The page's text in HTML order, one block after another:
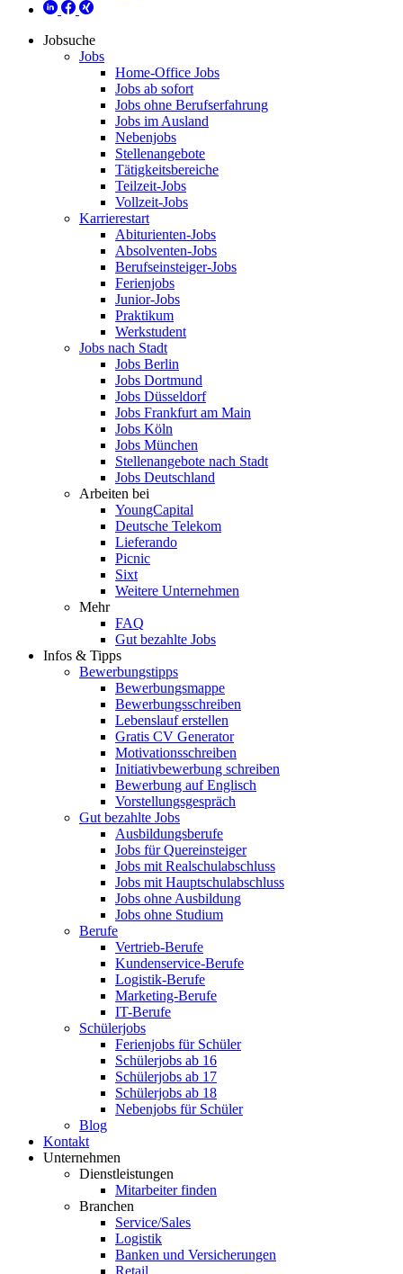
Jobsuche
Jobs
Home-Office Jobs
Jobs ab sofort
Jobs ohne Berufserfahrung
Jobs im Ausland
Nebenjobs
Stellenangebote
Tätigkeitsbereiche
Teilzeit-Jobs
Vollzeit-Jobs
Karrierestart
Abiturienten-Jobs
Absolventen-Jobs
Berufseinsteiger-Jobs
Ferienjobs
Junior-Jobs
Praktikum
Werkstudent
Jobs nach Stadt
Jobs Berlin
Jobs Dortmund
Jobs Düsseldorf
Jobs Frankfurt am Main
Jobs Köln
Jobs München
Stellenangebote nach Stadt
Jobs Deutschland
Arbeiten bei
YoungCapital
Deutsche Telekom
Lieferando
Picnic
Sixt
Weitere Unternehmen
Mehr
FAQ
Gut bezahlte Jobs
Infos & Tipps
Bewerbungstipps
Bewerbungsmappe
Bewerbungsschreiben
Lebenslauf erstellen
Gratis CV Generator
Motivationsschreiben
Initiativbewerbung schreiben
Bewerbung auf Englisch
Vorstellungsgespräch
Gut bezahlte Jobs
Ausbildungsberufe
Jobs für Quereinsteiger
Jobs mit Realschulabschluss
Jobs mit Hauptschulabschluss
Jobs ohne Ausbildung
Jobs ohne Studium
Berufe
Vertrieb-Berufe
Kundenservice-Berufe
Logistik-Berufe
Marketing-Berufe
IT-Berufe
Schülerjobs
Ferienjobs für Schüler
Schülerjobs ab 16
Schülerjobs ab 17
Schülerjobs ab 18
Nebenjobs für Schüler
Blog
Kontakt
Unternehmen
Dienstleistungen
Mitarbeiter finden
Branchen
Service/Sales
Logistik
Banken und Versicherungen
Retail